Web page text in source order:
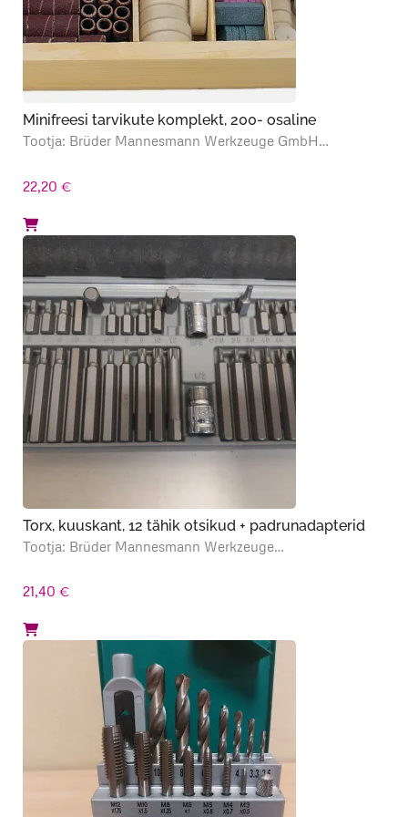
Minifreesi tarvikute komplekt, 200- osaline
Tootja: Brüder Mannesmann Werkzeuge GmbH…
22,20 €
Torx, kuuskant, 12 tähik otsikud + padrunadapterid
Tootja: Brüder Mannesmann Werkzeuge…
21,40 €